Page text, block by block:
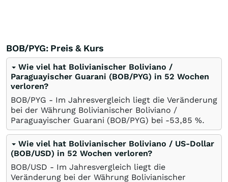
BOB/PYG: Preis & Kurs
Wie viel hat Bolivianischer Boliviano /
Paraguayischer Guarani (BOB/PYG) in 52 Wochen
verloren?
BOB/PYG - Im Jahresvergleich liegt die Veränderung
bei der Währung Bolivianischer Boliviano /
Paraguayischer Guarani (BOB/PYG) bei -53,85 %.
Wie viel hat Bolivianischer Boliviano / US-Dollar
(BOB/USD) in 52 Wochen verloren?
BOB/USD - Im Jahresvergleich liegt die
Veränderung bei der Währung Bolivianischer